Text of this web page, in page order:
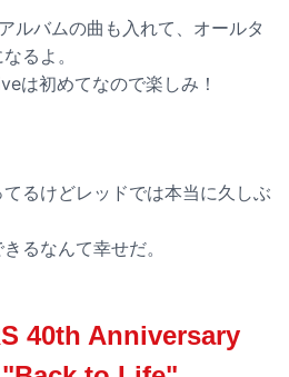
ルバムの曲も入れて、オールタ
るよ。
は初めてなので楽しみ！
るけどレッドでは本当に久しぶ
るなんて幸せだ。
40th Anniversary